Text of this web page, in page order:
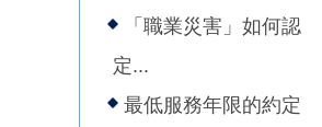
「職業災害」如何認
定...
最低服務年限的約定